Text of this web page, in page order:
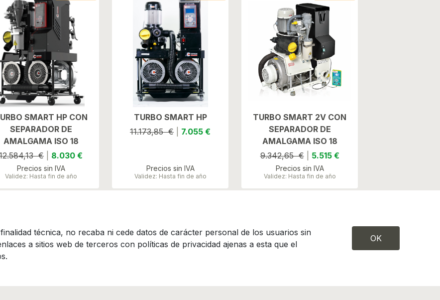
SMART HP CON
SEPARADOR DE
AMALGAMA ISO 18
€
8.030 €
Precios sin IVA
Validez: Hasta fin de año
TURBO SMART HP
11.173,85 €
7.055 €
Precios sin IVA
Validez: Hasta fin de año
TURBO SMART 2V CON
SEPARADOR DE
AMALGAMA ISO 18
9.342,65 €| 5.515 €
Precios sin IVA
Validez: Hasta fin de año
técnica, no recaba ni cede datos de carácter personal de los usuarios sin
a sitios web de terceros con políticas de privacidad ajenas a esta que el
OK
Incotrading es miembro de FENIN,